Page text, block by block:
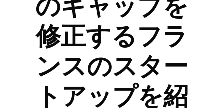
修正するフラ
ンスのスター
トアップを紹